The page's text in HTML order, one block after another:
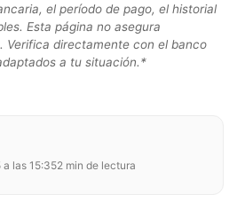
el período de pago, el historial
Esta página no asegura
Verifica directamente con el banco
a tu situación.*
a las 15:352 min de lectura